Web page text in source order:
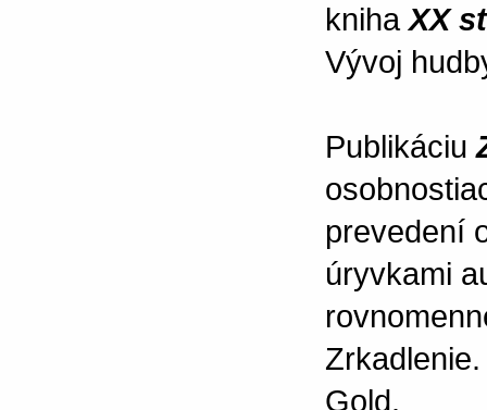
knihaXX
Vývoj
Publikáciu
prevedení
úryvkami
Gold.